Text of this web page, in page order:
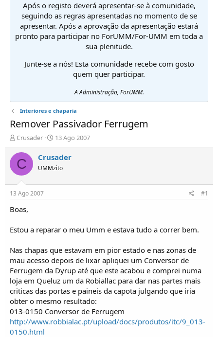
Após o registo deverá apresentar-se à comunidade,
seguindo as regras apresentadas no momento de se
apresentar. Após a aprovação da apresentação estará
pronto para participar no ForUMM/For-UMM em toda a
sua plenitude.
Junte-se a nós! Esta comunidade recebe com gosto
quem quer participar.
A Administração, ForUMM.
Interiores e chaparia
Remover Passivador Ferrugem
I
n
i
c
i
d
o
r
T
p
i
c
o
s
Crusader
D
a
t
a
d
o
13 Ago 2007
C Crusader
UMMzito
13 Ago 2007 #1
Boas,
Estou a reparar o meu Umm e estava tudo a correr bem.
Nas chapas que estavam em pior estado e nas zonas de
mau acesso depois de lixar apliquei um Conversor de
Ferrugem da Dyrup até que este acabou e comprei numa
loja em Queluz um da Robiallac para dar nas partes mais
criticas das portas e paineis da capota julgando que iria
obter o mesmo resultado:
013-0150 Conversor de Ferrugem
http://www.robbialac.pt/upload/docs/produtos/itc/9_013-
0150.html